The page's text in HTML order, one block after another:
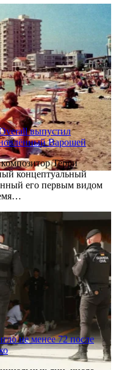
выпустил
Варошей
Терри
концептуальный
его первым видом
не менее 72 после